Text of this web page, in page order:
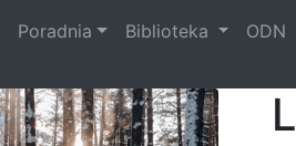
(current)
Poradnia Biblioteka ODN